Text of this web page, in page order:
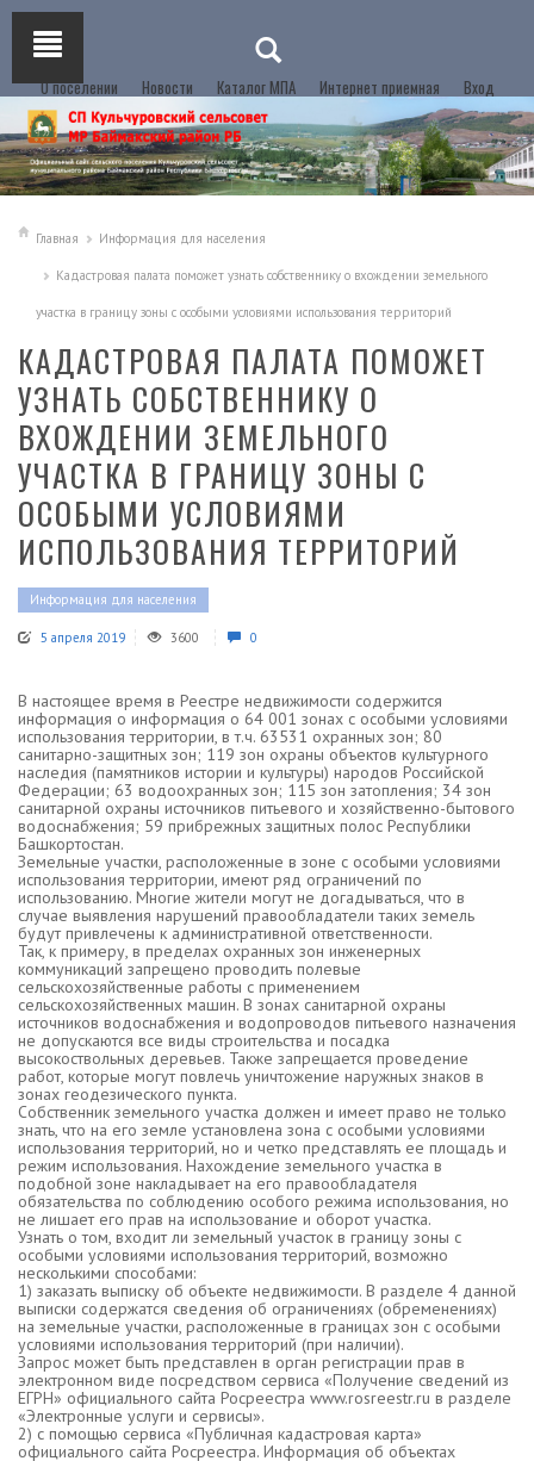
О поселении Новости Каталог МПА Интернет приемная Вход
Главная Информация для населения
Кадастровая палата поможет узнать собственнику о вхождении земельного
участка в границу зоны с особыми условиями использования территорий
КАДАСТРОВАЯ ПАЛАТА ПОМОЖЕТ
УЗНАТЬ СОБСТВЕННИКУ О
ВХОЖДЕНИИ ЗЕМЕЛЬНОГО
УЧАСТКА В ГРАНИЦУ ЗОНЫ С
ОСОБЫМИ УСЛОВИЯМИ
ИСПОЛЬЗОВАНИЯ ТЕРРИТОРИЙ
Информация для населения
5 апреля 2019 3600 0
В настоящее время в Реестре недвижимости содержится
информация о информация о 64 001 зонах с особыми условиями
использования территории, в т.ч. 63531 охранных зон; 80
санитарно-защитных зон; 119 зон охраны объектов культурного
наследия (памятников истории и культуры) народов Российской
Федерации; 63 водоохранных зон; 115 зон затопления; 34 зон
санитарной охраны источников питьевого и хозяйственно-бытового
водоснабжения; 59 прибрежных защитных полос Республики
Башкортостан.
Земельные участки, расположенные в зоне с особыми условиями
использования территории, имеют ряд ограничений по
использованию. Многие жители могут не догадываться, что в
случае выявления нарушений правообладатели таких земель
будут привлечены к административной ответственности.
Так, к примеру, в пределах охранных зон инженерных
коммуникаций запрещено проводить полевые
сельскохозяйственные работы с применением
сельскохозяйственных машин. В зонах санитарной охраны
источников водоснабжения и водопроводов питьевого назначения
не допускаются все виды строительства и посадка
высокоствольных деревьев. Также запрещается проведение
работ, которые могут повлечь уничтожение наружных знаков в
зонах геодезического пункта.
Собственник земельного участка должен и имеет право не только
знать, что на его земле установлена зона с особыми условиями
использования территорий, но и четко представлять ее площадь и
режим использования. Нахождение земельного участка в
подобной зоне накладывает на его правообладателя
обязательства по соблюдению особого режима использования, но
не лишает его прав на использование и оборот участка.
Узнать о том, входит ли земельный участок в границу зоны с
особыми условиями использования территорий, возможно
несколькими способами:
1) заказать выписку об объекте недвижимости. В разделе 4 данной
выписки содержатся сведения об ограничениях (обременениях)
на земельные участки, расположенные в границах зон с особыми
условиями использования территорий (при наличии).
Запрос может быть представлен в орган регистрации прав в
электронном виде посредством сервиса «Получение сведений из
ЕГРН» официального сайта Росреестра www.rosreestr.ru в разделе
«Электронные услуги и сервисы».
2) с помощью сервиса «Публичная кадастровая карта»
официального сайта Росреестра. Информация об объектах